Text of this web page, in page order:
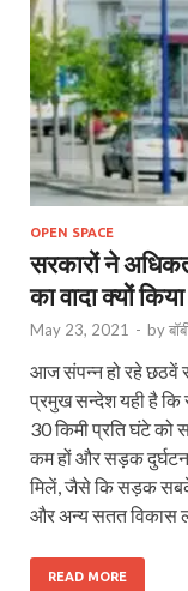
OPEN SPACE
सरकारों ने
का वादा क्यों
May 23, 2021 - by
आज संपन्‍न हो रहे छठवें
प्रमुख सन्देश यही है कि
30 किमी प्रति घंटे
कम हों और सड़क
मिलें, जैसे कि सड़क सबके
और अन्य सतत विकास
READ MORE